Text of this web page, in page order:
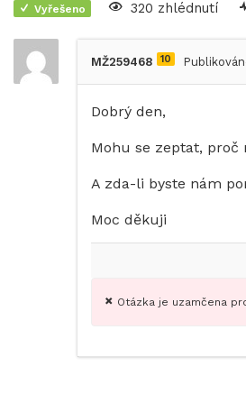
Vyřešeno 320 zhlédnutí
MŽ259468 10
Dobrý den,
Mohu se zeptat,
A zda-li byste nám
Moc děkuji
Otázka je uzamčena